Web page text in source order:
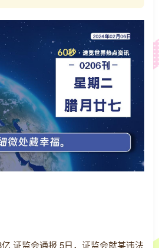
证监会通报 5日，证监会就某违法